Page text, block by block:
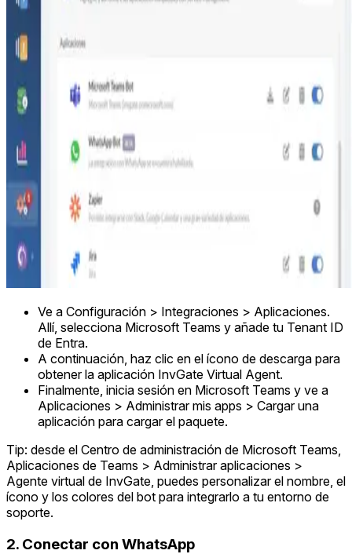
Ve a Configuración > Integraciones > Aplicaciones.
Allí, selecciona Microsoft Teams y añade tu Tenant ID
de Entra.
A continuación, haz clic en el ícono de descarga para
obtener la aplicación InvGate Virtual Agent.
Finalmente, inicia sesión en Microsoft Teams y ve a
Aplicaciones > Administrar mis apps > Cargar una
aplicación para cargar el paquete.
Tip: desde el Centro de administración de Microsoft Teams,
Aplicaciones de Teams > Administrar aplicaciones >
Agente virtual de InvGate, puedes personalizar el nombre, el
ícono y los colores del bot para integrarlo a tu entorno de
soporte.
2. Conectar con WhatsApp